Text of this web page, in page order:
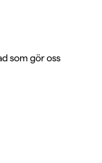
som gör oss